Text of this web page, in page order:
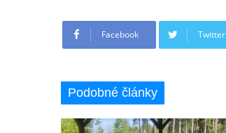
Facebook Twitter
Podobné články